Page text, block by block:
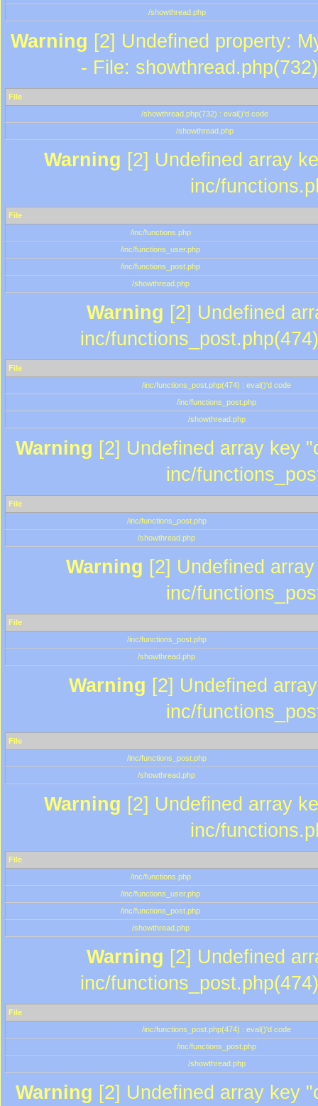
/showthread.php
Warning [2] Undefined property:
- File:
File
/showthread.php(732) : eval()'d code
/showthread.php
Warning [2] Undefined array
inc/
File
/inc/functions.php
/inc/functions_user.php
/inc/functions_post.php
/showthread.php
Warning [2] Undefined
inc/
File
/inc/functions_post.php(474) : eval()'d code
/inc/functions_post.php
/showthread.php
Warning [2] Undefined array key
inc/
File
/inc/functions_post.php
/showthread.php
Warning [2] Undefined
inc/
File
/inc/functions_post.php
/showthread.php
Warning [2] Undefined
inc/
File
/inc/functions_post.php
/showthread.php
Warning [2] Undefined array
inc/
File
/inc/functions.php
/inc/functions_user.php
/inc/functions_post.php
/showthread.php
Warning [2] Undefined
inc/
File
/inc/functions_post.php(474) : eval()'d code
/inc/functions_post.php
/showthread.php
Warning [2] Undefined array key